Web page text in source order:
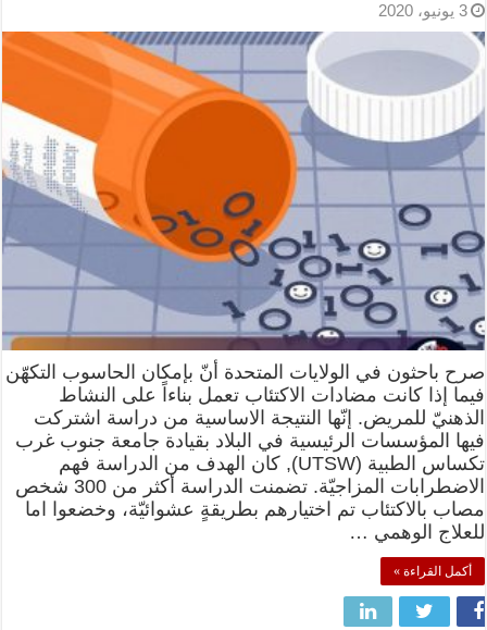
3 يونيو، 2020
صرح باحثون في الولايات المتحدة أنّ بإمكان الحاسوب التكهّن
فيما إذا كانت مضادات الاكتئاب تعمل بناءاً على النشاط
الذهنيّ للمريض. إنّها النتيجة الاساسية من دراسة اشتركت
فيها المؤسسات الرئيسية في البلاد بقيادة جامعة جنوب غرب
تكساس الطبية (UTSW), كان الهدف من الدراسة فهم
الاضطرابات المزاجيّة. تضمنت الدراسة أكثر من 300 شخص
مصاب بالاكتئاب تم اختيارهم بطريقةٍ عشوائيّة، وخضعوا اما
للعلاج الوهمي …
أكمل القراءة »